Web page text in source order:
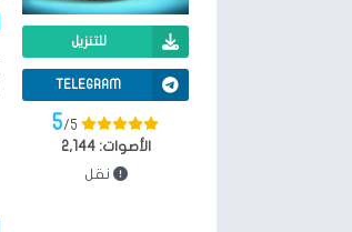
للتنزيل
TELEGRAM
5/5
الأصوات:2,144
نقل